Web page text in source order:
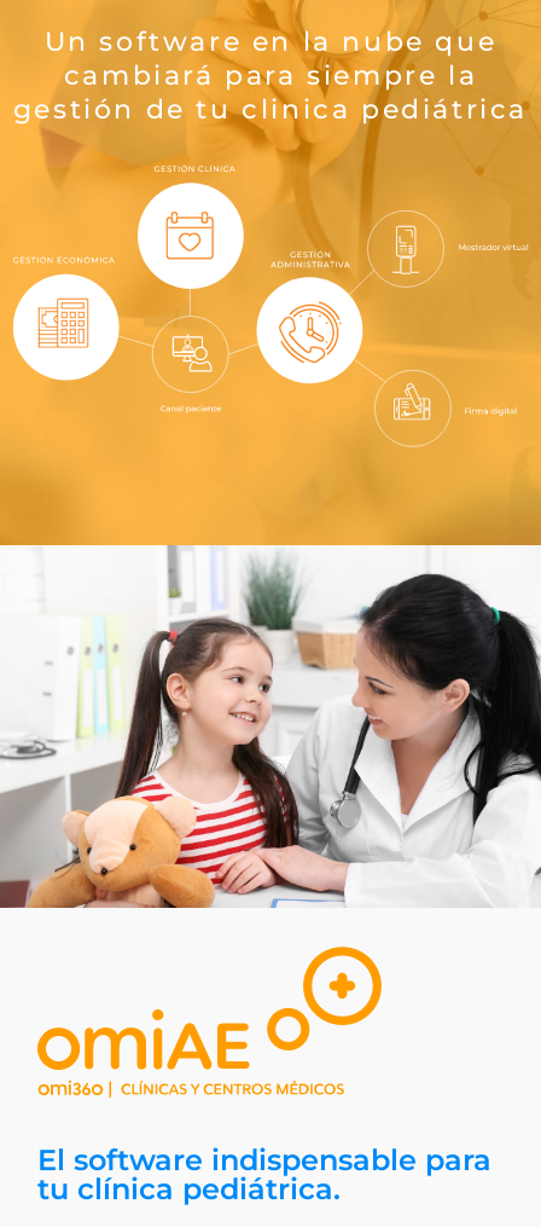
Un software en la nube que
cambiará para siempre la
gestión de tu clinica pediátrica
El software indispensable para
tu clínica pediátrica.